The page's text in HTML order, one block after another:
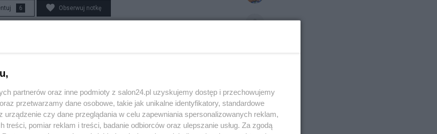
6 Obserwuj notkę
Jan Filip Libicki
partnerów oraz inne podmioty z salon24.pl uzyskujemy dostęp i przechowujemy
przetwarzamy dane osobowe, takie jak unikalne identyfikatory, standardowe
urządzenie czy dane przeglądania w celu zapewniania spersonalizowanych reklam,
treści, pomiar reklam i treści, badanie odbiorców oraz ulepszanie usług. Za zgodą